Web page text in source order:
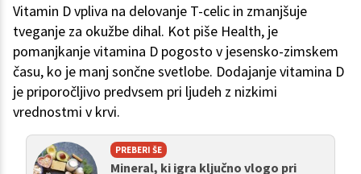
Vitamin D vpliva na delovanje T-celic in zmanjšuje
tveganje za okužbe dihal. Kot piše Health, je
pomanjkanje vitamina D pogosto v jesensko-zimskem
času, ko je manj sončne svetlobe. Dodajanje vitamina D
je priporočljivo predvsem pri ljudeh z nizkimi
vrednostmi v krvi.
PREBERI ŠE
Mineral, ki igra ključno vlogo pri